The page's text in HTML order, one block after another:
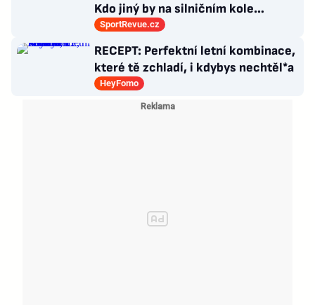
Kdo jiný by na silničním kole
dokázal tyhle triky?
SportRevue.cz
RECEPT: Perfektní letní kombinace,
které tě zchladí, i kdybys nechtěl*a
HeyFomo